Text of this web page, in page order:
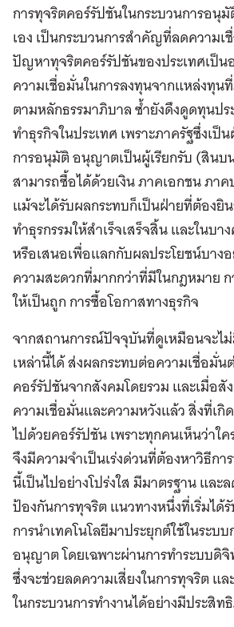
การทุจริตคอร์รัปชันในกระบวนการอ
เอง เป็นกระบวนการสำคัญที่ลดความเ
ปัญหาทุจริตคอร์รัปชันของประเทศเป็น
ความเชื่อมั่นในการลงทุนจากแหล่งทุน
ตามหลักธรรมาภิบาล ซ้ำยังดึงดูดทุนปร
ทำธุรกิจในประเทศ เพราะภาครัฐซึ่งเ
การอนุมัติ อนุญาตเป็นผู้เรียกรับ (สินบ
สามารถซื้อได้ด้วยเงิน ภาคเอกชน ภา
แม้จะได้รับผลกระทบก็เป็นฝ่ายที่ต้องยิ
ทำธุรกรรมให้สำเร็จเสร็จสิ้น และในบา
หรือเสนอเพื่อแลกกับผลประโยชน์บาง
ความสะดวกที่มากกว่าที่มีในกฎหมาย
ให้เป็นถูก การซื้อโอกาสทางธุรกิจ
จากสถานการณ์ปัจจุบันที่ดูเหมือนจะไ
เหล่านี้ได้ ส่งผลกระทบต่อความเชื่อมั่
คอร์รัปชันจากสังคมโดยรวม และเมื่อสั
ความเชื่อมั่นและความหวังแล้ว สิ่งที่เ
ไปด้วยคอร์รัปชัน เพราะทุกคนเห็นว่าใ
จึงมีความจำเป็นเร่งด่วนที่ต้องหาวิธีกา
นี้เป็นไปอย่างโปร่งใส มีมาตรฐาน และ
ป้องกันการทุจริต แนวทางหนึ่งที่เริ่มได้
การนำเทคโนโลยีมาประยุกต์ใช้ในระบ
อนุญาต โดยเฉพาะผ่านการทำระบบดิ
ซึ่งจะช่วยลดความเสี่ยงในการทุจริต แล
ในกระบวนการทำงานได้อย่างมีประสิท